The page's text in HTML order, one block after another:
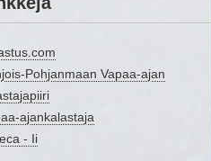
Pohjanmaan Vapaa-ajan
ajankalastaja
- Ii